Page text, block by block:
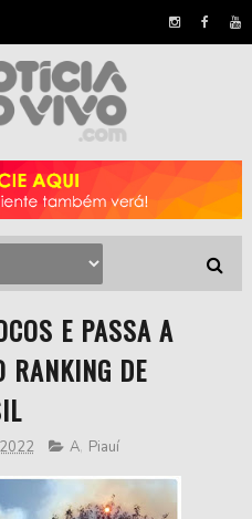
E PASSA A
RANKING DE
A, Piauí